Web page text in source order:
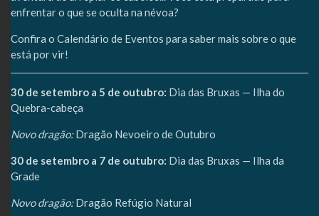
enfrentar o que se oculta na névoa?
Confira o Calendário de Eventos para saber mais sobre o que
está por vir!
30 de setembro a 5 de outubro: Dia das Bruxas — Ilha do
Quebra-cabeça
Novo dragão: Dragão Nevoeiro de Outubro
30 de setembro a 7 de outubro: Dia das Bruxas — Ilha da
Grade
Novo dragão:Dragão Refúgio Natural